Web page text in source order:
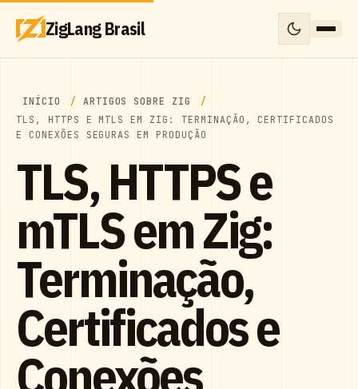
ZigLang Brasil
INÍCIO
ARTIGOS SOBRE ZIG
TLS, HTTPS E MTLS EM ZIG: TERMINAÇÃO, CERTIFICADOS
E CONEXÕES SEGURAS EM PRODUÇÃO
TLS, HTTPS e
mTLS em Zig:
Terminação,
Certificados e
Conexões